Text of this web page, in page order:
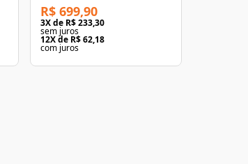
R$ 699,90
3X de R$ 233,30
sem juros
12X de R$ 62,18
com juros